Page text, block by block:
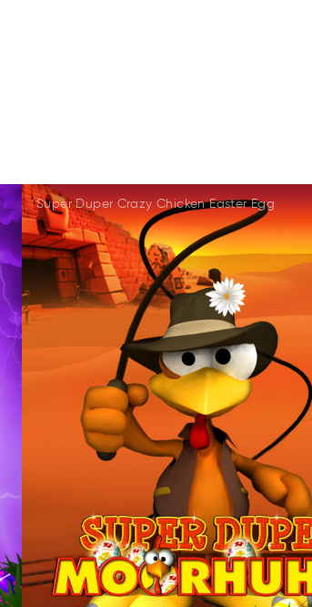
Super Duper Crazy Chicken Easter Egg